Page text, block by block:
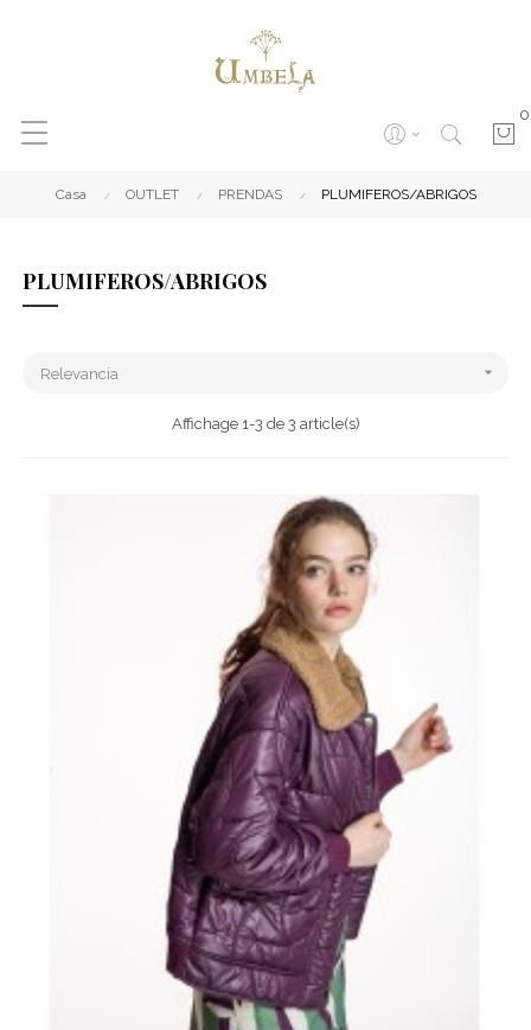
0
Casa OUTLET PRENDAS PLUMIFEROS/ABRIGOS
PLUMIFEROS/ABRIGOS
Relevancia 
Affichage 1-3 de 3 article(s)